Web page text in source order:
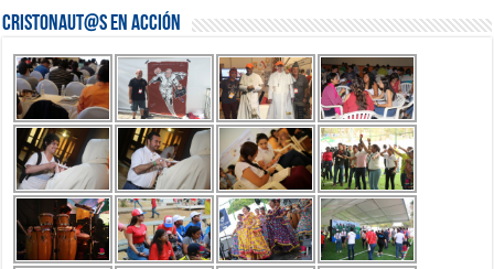
Cristonaut@s en Acción